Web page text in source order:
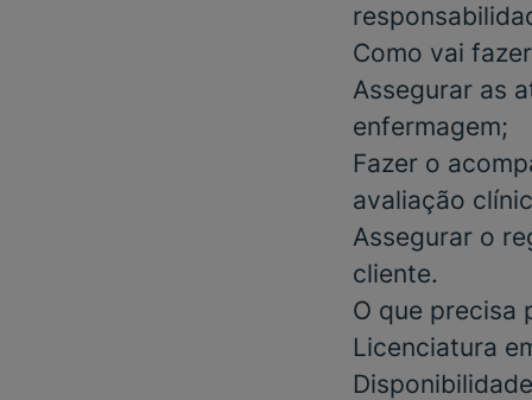
Como vai
Assegurar as
enfermagem;
Fazer o
avaliação
Assegurar o
cliente.
O que precisa
Licenciatura